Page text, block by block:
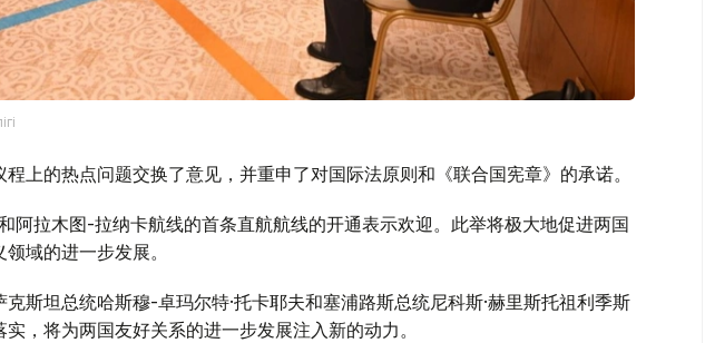
上的热点问题交换了意见，并重申了对国际法原则和《联合国宪章》的承诺。
阿拉木图-拉纳卡航线的首条直航航线的开通表示欢迎。此举将极大地促进两国
域的进一步发展。
斯坦总统哈斯穆-卓玛尔特·托卡耶夫和塞浦路斯总统尼科斯·赫里斯托祖利季斯
，将为两国友好关系的进一步发展注入新的动力。